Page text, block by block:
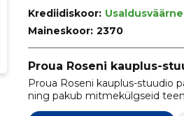
Krediidiskoor: Usaldusväärne
Maineskoor: 2370
Proua Roseni kauplus-
Proua Roseni kauplus-stuudio
ning pakub mitmekülgseid
parandamine.